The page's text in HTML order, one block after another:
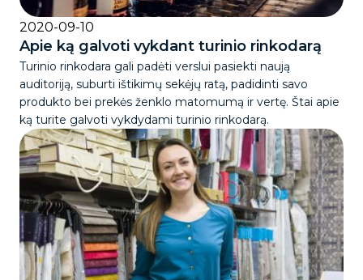
2020-09-10
Apie ką galvoti vykdant turinio rinkodarą
Turinio rinkodara gali padėti verslui pasiekti naują
auditoriją, suburti ištikimų sekėjų ratą, padidinti savo
produkto bei prekės ženklo matomumą ir vertę. Štai apie
ką turite galvoti vykdydami turinio rinkodarą.